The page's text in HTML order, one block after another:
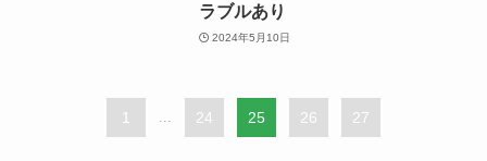
ラブルあり
2024年5月10日
1 24 25 26 27